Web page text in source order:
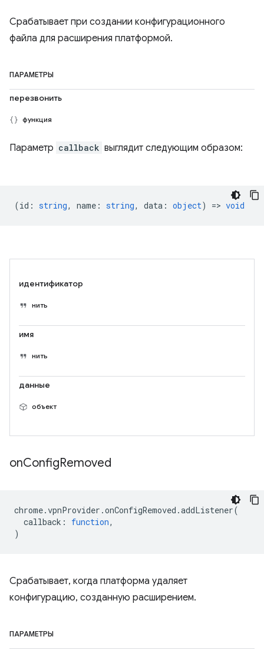
Срабатывает при создании конфигурационного
файла для расширения платформой.
ПАРАМЕТРЫ
перезвонить
функция
Параметр callback выглядит следующим образом:
(id : string, name : string, data : object) => void
идентификатор
нить
имя
нить
данные
объект
onConfigRemoved
chrome.vpnProvider .onConfigRemoved .addListener(
callback : function,
)
Срабатывает, когда платформа удаляет
конфигурацию, созданную расширением.
ПАРАМЕТРЫ